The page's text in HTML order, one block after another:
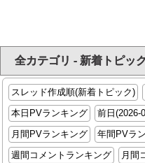
全カテゴリ - 新着トピッ
スレッド作成順(新着トピック)
本日PVランキング
前日(2026-
月間PVランキング
年間PVラ
週間コメントランキング
月間